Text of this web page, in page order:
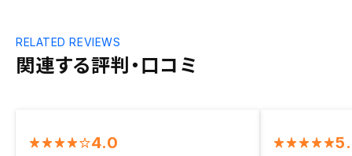
関連する評判・口コミ
RELATED REVIEWS
4.0